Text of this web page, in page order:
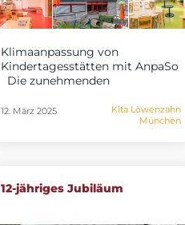
Klimaanpassung von
Kindertagesstätten mit AnpaSo
Die zunehmenden
12. März 2025
Kita Löwenzahn
München
12-jähriges Jubiläum